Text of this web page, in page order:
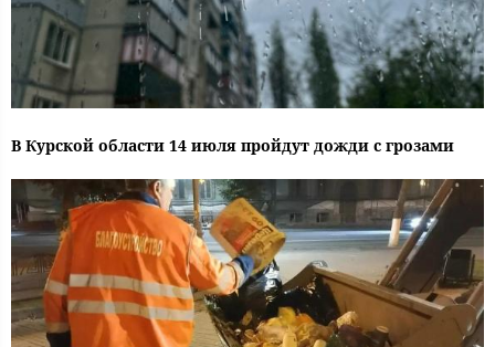
В Курской области 14 июля пройдут дожди с грозами